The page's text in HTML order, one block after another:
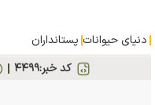
دنیای حیوانات پستانداران
کد خبر:۴۴۹۹